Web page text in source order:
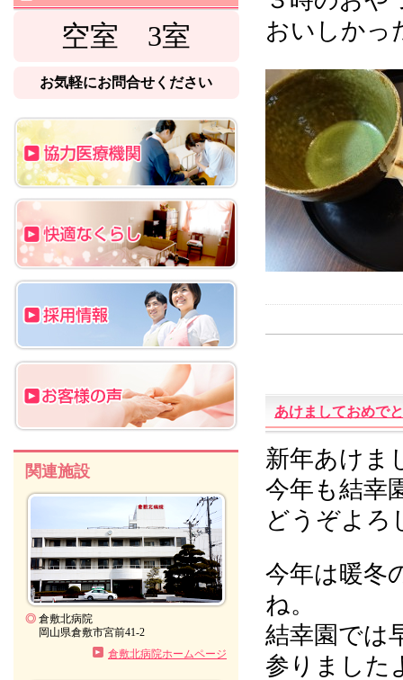
おいしかっ
あけましておめで
新年あけま
今年も結幸
どうぞよろ
今年は暖冬
ね。
結幸園では
参りました
空室 3室
お気軽にお問合せください
関連施設
◎ 倉敷北病院
岡山県倉敷市宮前41-2
倉敷北病院ホームページ